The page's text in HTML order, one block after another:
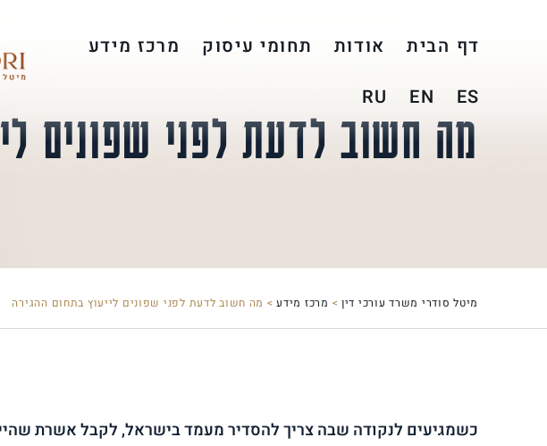
דף הבית אודות תחומי עיסוק
מרכז מידע
ES
EN
RU
מה חשוב לדעת לפני שפונים
מיטל סודרי משרד עורכי דין > מרכז מידע> מה חשוב לדעת לפני שפונים לייעוץ בתחום ההגירה
כשמגיעים לנקודה שבה צריך להסדיר מעמד בישראל, לקבל אשרת